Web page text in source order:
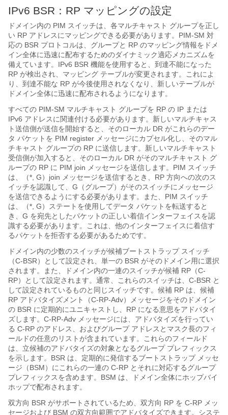
IPv6 BSR：RP マッピングの設定
ドメイン内の PIM スイッチは、各マルチキャスト グループを正し
い RP アドレスにマッピングできる必要があります。PIM-SM 対
応の BSR プロトコルは、グループと RP のマッピング情報をドメ
イン全体に迅速に配布するためのダイナミック適応メカニズムを
備えています。IPv6 BSR 機能を使用すると、到達不能になった
RP が検出され、マッピング テーブルが変更されます。これによ
り、到達不能な RP が今後使用されなくなり、新しいテーブルが
ドメイン全体に迅速に配布されるようになります。
すべての PIM-SM マルチキャスト グループを RP の IP または
IPv6 アドレスに関連付ける必要があります。新しいマルチキャス
ト送信側が送信を開始すると、そのローカル DR がこれらのデー
タ パケットを PIM register メッセージにカプセル化し、そのマル
チキャスト グループの RP に送信します。新しいマルチキャスト
受信側が加入すると、そのローカル DR がそのマルチキャスト グ
ループの RP に PIM join メッセージを送信します。PIM スイッチ
は、（*, G）join メッセージを送信するとき、RP 方向への次のス
イッチを認識して、G（グループ）がそのスイッチにメッセージ
を送信できるようにする必要があります。また、PIM スイッチ
は、（*, G）ステートを使用してデータ パケットを転送すると
き、G を宛先としたパケットの正しい着信インターフェイスを認
識する必要があります。これは、他のインターフェイスに着信す
るパケットを拒否する必要があるためです。
ドメイン内の少数のスイッチが候補ブートストラップ スイッチ
（C-BSR）として設定され、単一の BSR がそのドメイン用に選択
されます。また、ドメイン内の一連のスイッチが候補 RP（C-
RP）として設定されます。通常、これらのスイッチは、C-BSR と
して設定されているものと同じスイッチです。候補 RP は、候補
RP アドバタイズメント（C-RP-Adv）メッセージをそのドメイン
の BSR に定期的にユニキャストし、RP になる意思をアドバタイ
ズします。C-RP-Adv メッセージには、アドバタイズを行ってい
る C-RP のアドレス、およびグループ アドレスとマスク長のフィ
ールドの任意のリストが含まれています。これらのフィールド
は、立候補のアドバタイズの対象となるグループ プレフィックス
を示します。BSR は、定期的に発信するブートストラップ メッセ
ージ（BSM）にこれらの一連の C-RP とそれに対応するグループ
プレフィックスを含めます。BSM は、ドメイン全体にホップバイ
ホップで配布されます。
双方向 BSR がサポートされているため、双方向 RP を C-RP メッ
セージおよび BSM の双方向範囲でアドバタイズできます。システ